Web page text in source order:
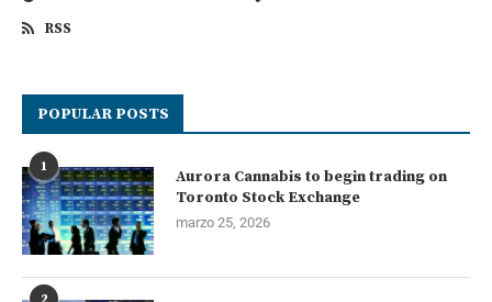
RSS
POPULAR POSTS
1
Aurora Cannabis to begin trading on
Toronto Stock Exchange
marzo 25, 2026